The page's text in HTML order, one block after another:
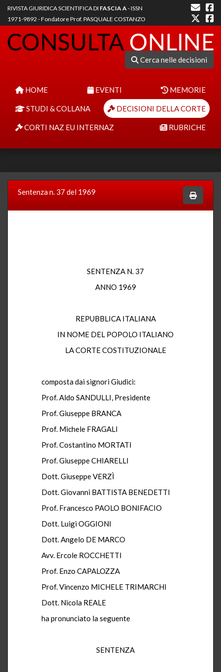
RIVISTA GIURIDICA SCIENTIFICA DI FASCIA A- ISSN
1971-9892 - Fondatore Prof. PASQUALE COSTANZO
Cerca nelle decisioni
HOME EVENTI MEMORIE
STUDI & COLLANA DECISIONI DELLA CORTE
CORTI NAZ EU INTERNAZ RUBRICHE
Sentenza n. 37 del 1969
SENTENZA N. 37
ANNO 1969
REPUBBLICA ITALIANA
IN NOME DEL POPOLO ITALIANO
LA CORTE COSTITUZIONALE
composta dai signori Giudici:
Prof. Aldo SANDULLI, Presidente
Prof. Giuseppe BRANCA
Prof. Michele FRAGALI
Prof. Costantino MORTATI
Prof. Giuseppe CHIARELLI
Dott. Giuseppe VERZÌ
Dott. Giovanni BATTISTA BENEDETTI
Prof. Francesco PAOLO BONIFACIO
Dott. Luigi OGGIONI
Dott. Angelo DE MARCO
Avv. Ercole ROCCHETTI
Prof. Enzo CAPALOZZA
Prof. Vincenzo MICHELE TRIMARCHI
Dott. Nicola REALE
ha pronunciato la seguente
SENTENZA